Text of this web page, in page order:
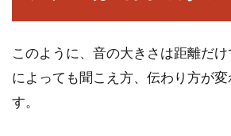
このように、音の大きさは距離だ
によっても聞こえ方、伝わり方が
す。